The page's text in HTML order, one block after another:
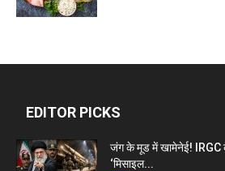
EDITOR PICKS
जंग के मूड में खामेनेई! IRGC
‘मिसाइल...